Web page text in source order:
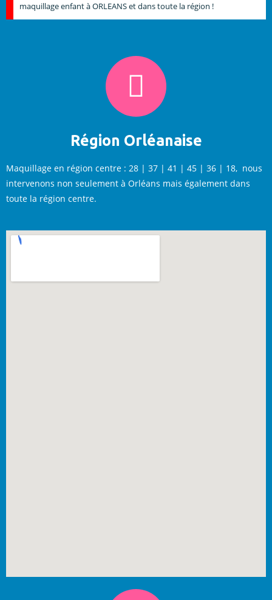
maquillage enfant à ORLEANS et dans toute la région !
Région Orléanaise
Maquillage en région centre : 28 | 37 | 41 | 45 | 36 | 18, nous
intervenons non seulement à Orléans mais également dans
toute la région centre.